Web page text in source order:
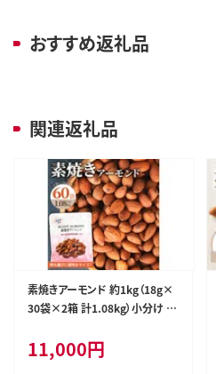
おすすめ返礼品
関連返礼品
素焼きアーモンド 約1kg（18g×
30袋×2箱 計1.08kg）小分け 無
a509
11,000円